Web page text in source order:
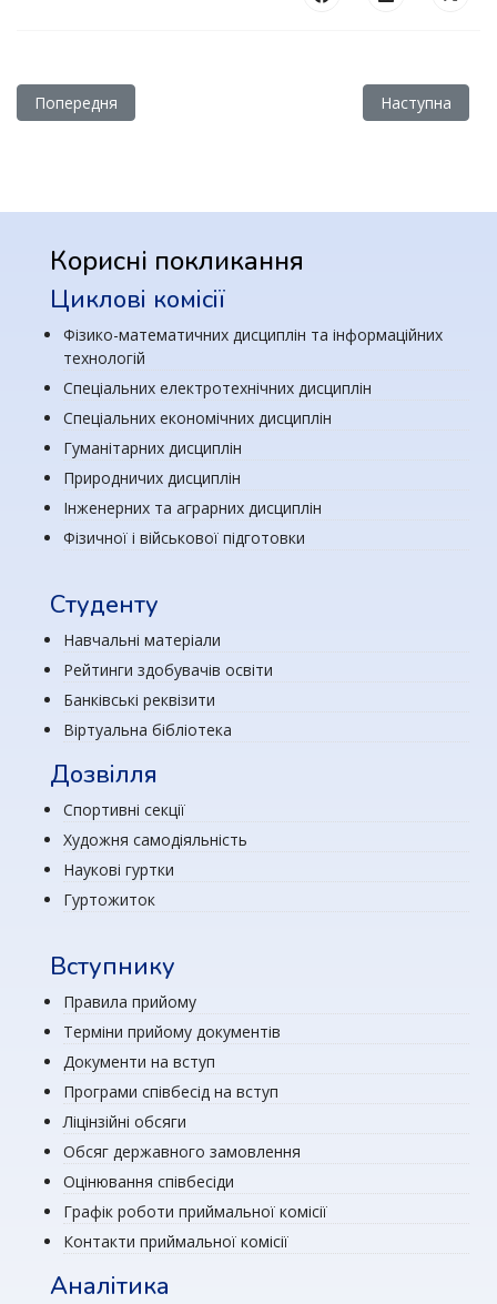
Попередня стаття: Практична підготовка за ОПП Облік і
Попередня Наступна
Наступна
Корисні покликання
Циклові комісії
Фізико-математичних дисциплін та інформаційних
технологій
Спеціальних електротехнічних дисциплін
Спеціальних економічних дисциплін
Гуманітарних дисциплін
Природничих дисциплін
Інженерних та аграрних дисциплін
Фізичної і військової підготовки
Студенту
Навчальні матеріали
Рейтинги здобувачів освіти
Банківські реквізити
Віртуальна бібліотека
Дозвілля
Спортивні секції
Художня самодіяльність
Наукові гуртки
Гуртожиток
Вступнику
Правила прийому
Терміни прийому документів
Документи на вступ
Програми співбесід на вступ
Ліцінзійні обсяги
Обсяг державного замовлення
Оцінювання співбесіди
Графік роботи приймальної комісії
Контакти приймальної комісії
Аналітика